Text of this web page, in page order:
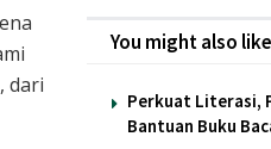
You might also like
Perkuat Literasi,
Bantuan Buku
dari